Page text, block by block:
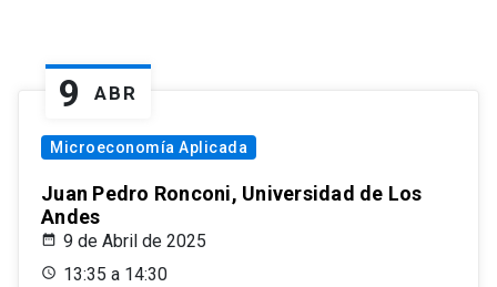
9 ABR
Microeconomía Aplicada
Juan Pedro Ronconi, Universidad de Los
Andes
9 de Abril de 2025
13:35 a 14:30